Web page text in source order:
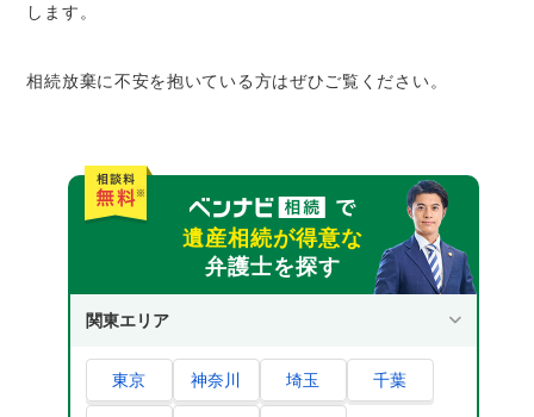
那覇市で弁護士に相続放棄の依頼をして解決し
解決事例1 Aさん
相続放棄に関するよくある質問5選
1. 相続放棄の期限はいつまでですか？過ぎて
しまった場合はどうなりますか？
2. 相続放棄をすると、具体的にどうなります
か？他の相続人への影響は？
3. 相続放棄をしたいのですが、何から始めれ
ばよいですか？必要書類は？
します。
相続放棄に不安を抱いている方はぜひご覧ください。
遺産相続が得意な
弁護士を探す
関東エリア
東京 神奈川 埼玉 千葉